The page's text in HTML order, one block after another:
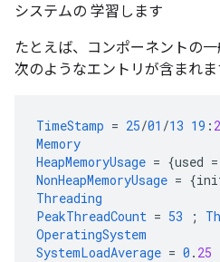
システムの 学習します
たとえば、コンポーネントの
次のようなエントリが含まれま
TimeStamp = 25/01 /13 19 :
Memory
HeapMemoryUsage = {used =
NonHeapMemoryUsage = {
Threading
PeakThreadCount = 53 ;
OperatingSystem
SystemLoadAverage = 0 . 25